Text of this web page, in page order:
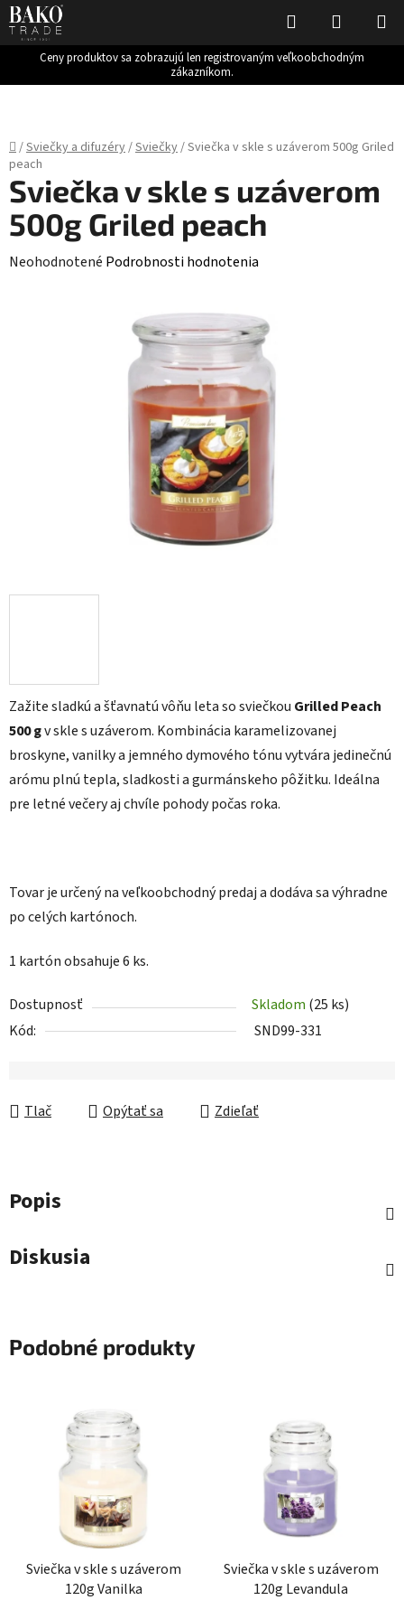
Ceny produktov sa zobrazujú len registrovaným veľkoobchodným
zákazníkom.
Hľadať
KOŠÍK
Domov
/Sviečky a difuzéry/Sviečky/Sviečka v skle s uzáverom 500g Griled
peach
Zažite sladkú a šťavnatú vôňu leta so sviečkou Grilled Peach
500 gv skle s uzáverom. Kombinácia karamelizovanej
broskyne, vanilky a jemného dymového tónu vytvára jedinečnú
arómu plnú tepla, sladkosti a gurmánskeho pôžitku. Ideálna
pre letné večery aj chvíle pohody počas roka.
Tovar je určený na veľkoobchodný predaj a dodáva sa výhradne
po celých kartónoch.
1 kartón obsahuje 6 ks.
Dostupnosť Skladom (25 ks)
Kód:
SND99-331
Tlač Opýtať sa Zdieľať
Sviečka v skle s uzáverom
500g Griled peach
Priemerné
Neohodnotené Podrobnosti hodnotenia
Popis
Diskusia
Podobné produkty
Sviečka v skle s uzáverom
120g Vanilka
Sviečka v skle s uzáverom
120g Levandula